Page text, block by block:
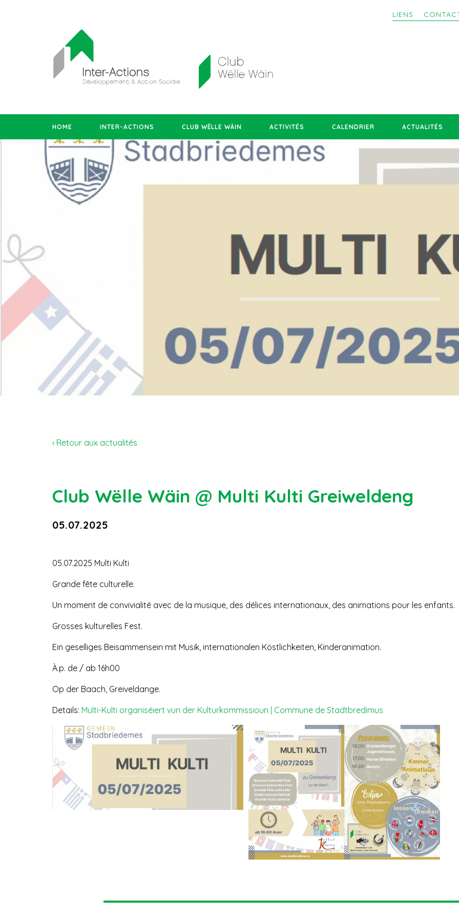
LIENS
HOME INTER-ACTIONS CLUB WËLLE WÄIN ACTIVITÉS CALENDRIER ACTUALITÉS
‹ Retour aux actualités
Club Wëlle Wäin @ Multi Kulti Greiweldeng
05.07.2025
05.07.2025 Multi Kulti
Grande fête culturelle.
Un moment de convivialité avec de la musique, des délices internationaux, des animations pour les enfants.
Grosses kulturelles Fest.
Ein geselliges Beisammensein mit Musik, internationalen Köstlichkeiten, Kinderanimation.
À.p. de / ab 16h00
Op der Baach, Greiveldange.
Details: Multi-Kulti organiséiert vun der Kulturkommissioun | Commune de Stadtbredimus